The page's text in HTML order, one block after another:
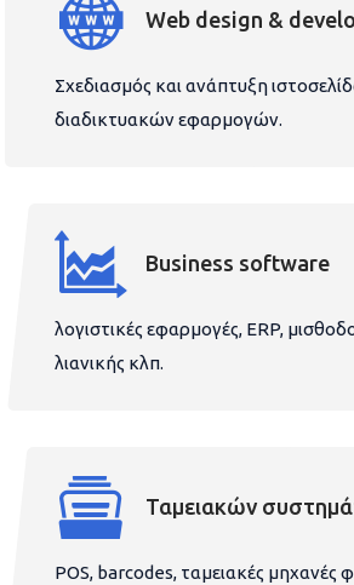
Web design &
Σχεδιασμός και ανάπτυξη
διαδικτυακών εφαρμογών.
Business software
λογιστικές εφαρμογές, ERP,
λιανικής κλπ.
Ταμειακών
POS, barcodes, ταμειακές μηχανές